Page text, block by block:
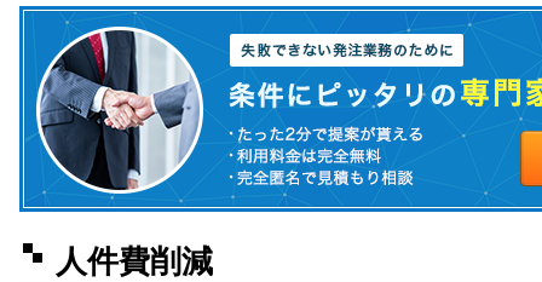
人件費削減